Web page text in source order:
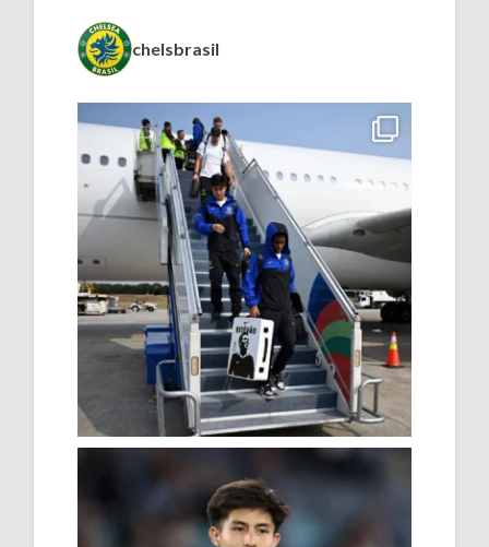
chelsbrasil